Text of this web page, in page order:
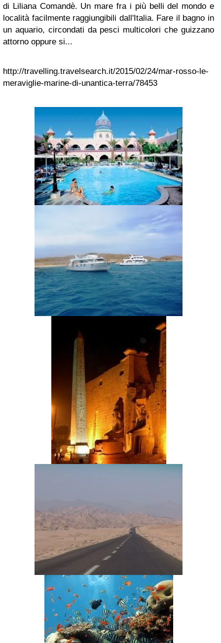
di Liliana Comandè. Un mare fra i più belli del mondo e
località facilmente raggiungibili dall'Italia. Fare il bagno in
un aquario, circondati da pesci multicolori che guizzano
attorno oppure si...
http://travelling.travelsearch.it/2015/02/24/mar-rosso-le-
meraviglie-marine-di-unantica-terra/78453